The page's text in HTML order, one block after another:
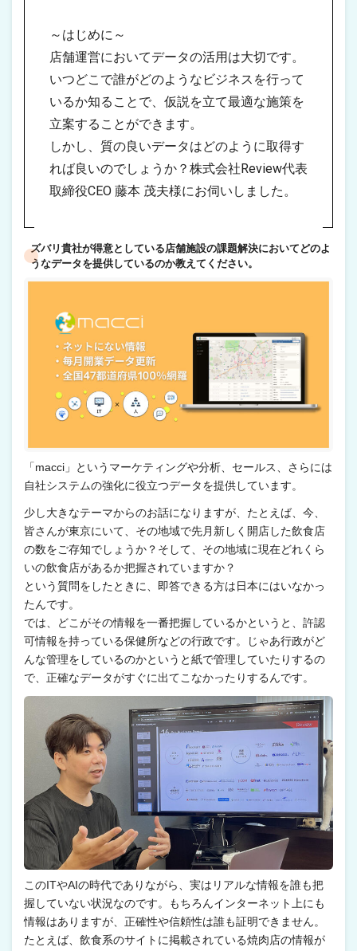
～はじめに～
店舗運営においてデータの活用は大切です。
いつどこで誰がどのようなビジネスを行って
いるか知ることで、仮説を立て最適な施策を
立案することができます。
しかし、質の良いデータはどのように取得す
れば良いのでしょうか？株式会社Review代表
取締役CEO 藤本 茂夫様にお伺いしました。
ズバリ貴社が得意としている店舗施設の課題解決においてどのよ
うなデータを提供しているのか教えてください。
「macci」というマーケティングや分析、セールス、さらには
自社システムの強化に役立つデータを提供しています。
少し大きなテーマからのお話になりますが、たとえば、今、
皆さんが東京にいて、その地域で先月新しく開店した飲食店
の数をご存知でしょうか？そして、その地域に現在どれくら
いの飲食店があるか把握されていますか？
という質問をしたときに、即答できる方は日本にはいなかっ
たんです。
では、どこがその情報を一番把握しているかというと、許認
可情報を持っている保健所などの行政です。じゃあ行政がど
んな管理をしているのかというと紙で管理していたりするの
で、正確なデータがすぐに出てこなかったりするんです。
このITやAIの時代でありながら、実はリアルな情報を誰も把
握していない状況なのです。もちろんインターネット上にも
情報はありますが、正確性や信頼性は誰も証明できません。
たとえば、飲食系のサイトに掲載されている焼肉店の情報が